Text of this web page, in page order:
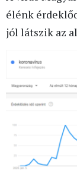
élénk
jól látszik az